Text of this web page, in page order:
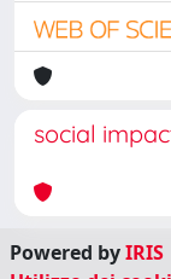
social
Powered byIRIS